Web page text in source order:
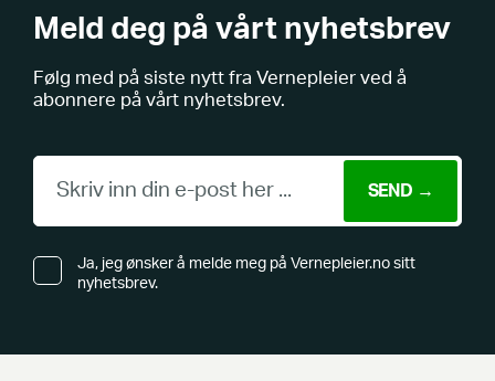
Meld deg på vårt nyhetsbrev
Følg med på siste nytt fra Vernepleier ved å
abonnere på vårt nyhetsbrev.
Ja, jeg ønsker å melde meg på Vernepleier.no sitt
nyhetsbrev.